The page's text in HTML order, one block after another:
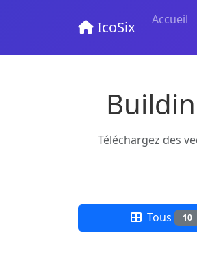
IcoSix Accueil
Téléchargez des
Tous 10